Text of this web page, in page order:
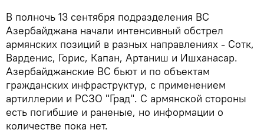
В полночь 13 сентября подразделения ВС
Азербайджана начали интенсивный обстрел
армянских позиций в разных направлениях - Сотк,
Варденис, Горис, Капан, Артаниш и Ишханасар.
Азербайджанские ВС бьют и по объектам
гражданских инфраструктур, с применением
артиллерии и РСЗО "Град". С армянской стороны
есть погибшие и раненые, но информации о
количестве пока нет.